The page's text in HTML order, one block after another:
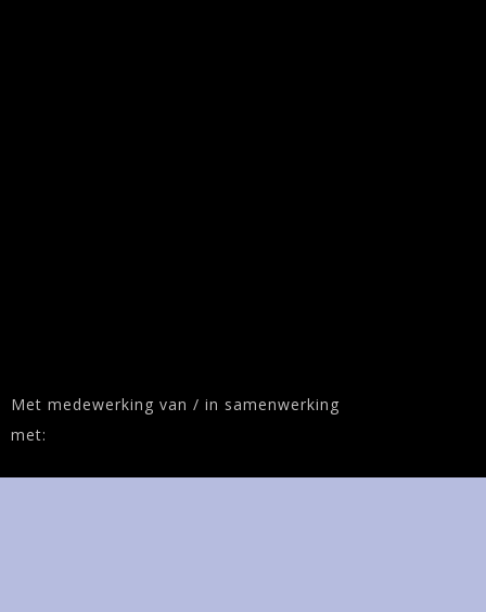
Met medewerking van / in samenwerking
met: